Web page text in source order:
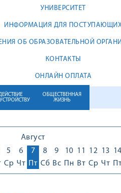
УНИВЕРСИТЕТ
ИНФОРМАЦИЯ ДЛЯ
ОБ ОБРАЗОВАТЕЛЬНОЙ
КОНТАКТЫ
ОНЛАЙН ОПЛАТА
ОБЩЕСТВЕННАЯ
ЖИЗНЬ
Август
5
Ср
6
Чт
7
Пт
8
Сб
9
Вс
10
Пн
11
Вт
12
Ср
13
Чт
14